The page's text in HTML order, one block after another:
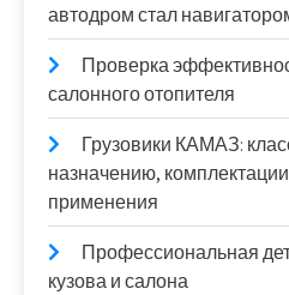
автодром стал
Проверка
салонного отопителя
Грузовики КАМАЗ:
назначению,
применения
Профессиональная
кузова и салона